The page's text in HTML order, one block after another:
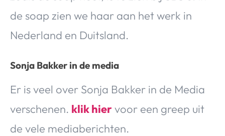
de soap zien we haar aan het werk in
Nederland en Duitsland.
Sonja Bakker in de media
Er is veel over Sonja Bakker in de Media
verschenen. klik hiervoor een greep uit
de vele mediaberichten.